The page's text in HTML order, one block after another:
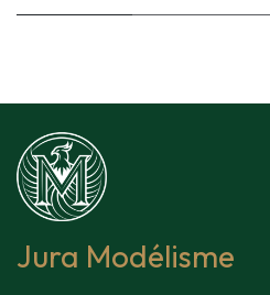
Jura Modélisme